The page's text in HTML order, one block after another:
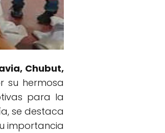
Chubut,
su hermosa
para la
se destaca
importancia